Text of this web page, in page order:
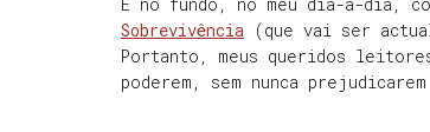
Sobrevivência (que vai ser
Portanto, meus queridos
poderem, sem nunca